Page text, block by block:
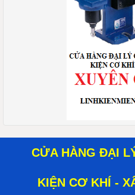
CỬA HÀNG ĐẠI
KIỆN CƠ KHÍ -